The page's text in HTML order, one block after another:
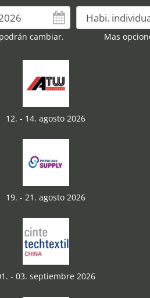
cambiar. Mas
12. - 14. agosto 2026
19. - 21. agosto 2026
- 03. septiembre 2026